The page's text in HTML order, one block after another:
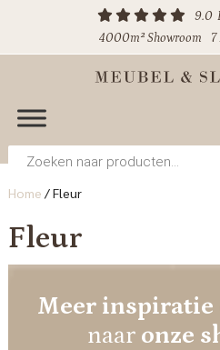
9.0
4000m² Showroom
7
Producten
zoeken
Home /Fleur
Fleur
Meer inspiratie
naar onze